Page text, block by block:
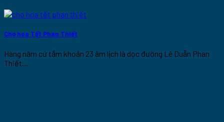
Chợ hoa Tết Phan Thiết
Hàng năm cứ tầm khoản 23 âm lịch là dọc đường Lê Duẫn Phan
Thiết...